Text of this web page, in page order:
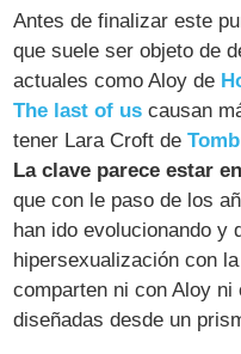
Antes de finalizar este
que suele ser objeto de
actuales como Aloy de
The last of us causan
tener Lara Croft de
La clave parece estar
que con le paso de los
han ido evolucionando y
hipersexualización con
comparten ni con Aloy
diseñadas desde un